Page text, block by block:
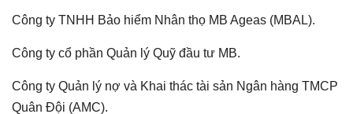
Công ty TNHH Bảo hiểm Nhân thọ MB Ageas (MBAL).
Công ty cổ phần Quản lý Quỹ đầu tư MB.
Công ty Quản lý nợ và Khai thác tài sản Ngân hàng TMCP
Quân Đội (AMC).